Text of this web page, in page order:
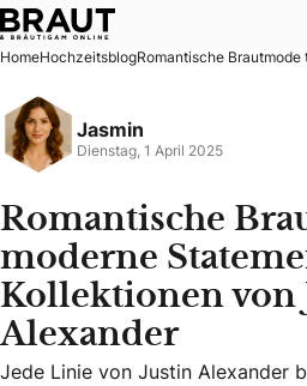
Romantische Brautmode trifft
HomeHochzeitsblogRomantische
Jasmin
Dienstag, 1 April 2025
Romantische
moderne
Kollektionen von
Alexander
Jede Linie von Justin Alexander
Jede Linie von Justin Alexander